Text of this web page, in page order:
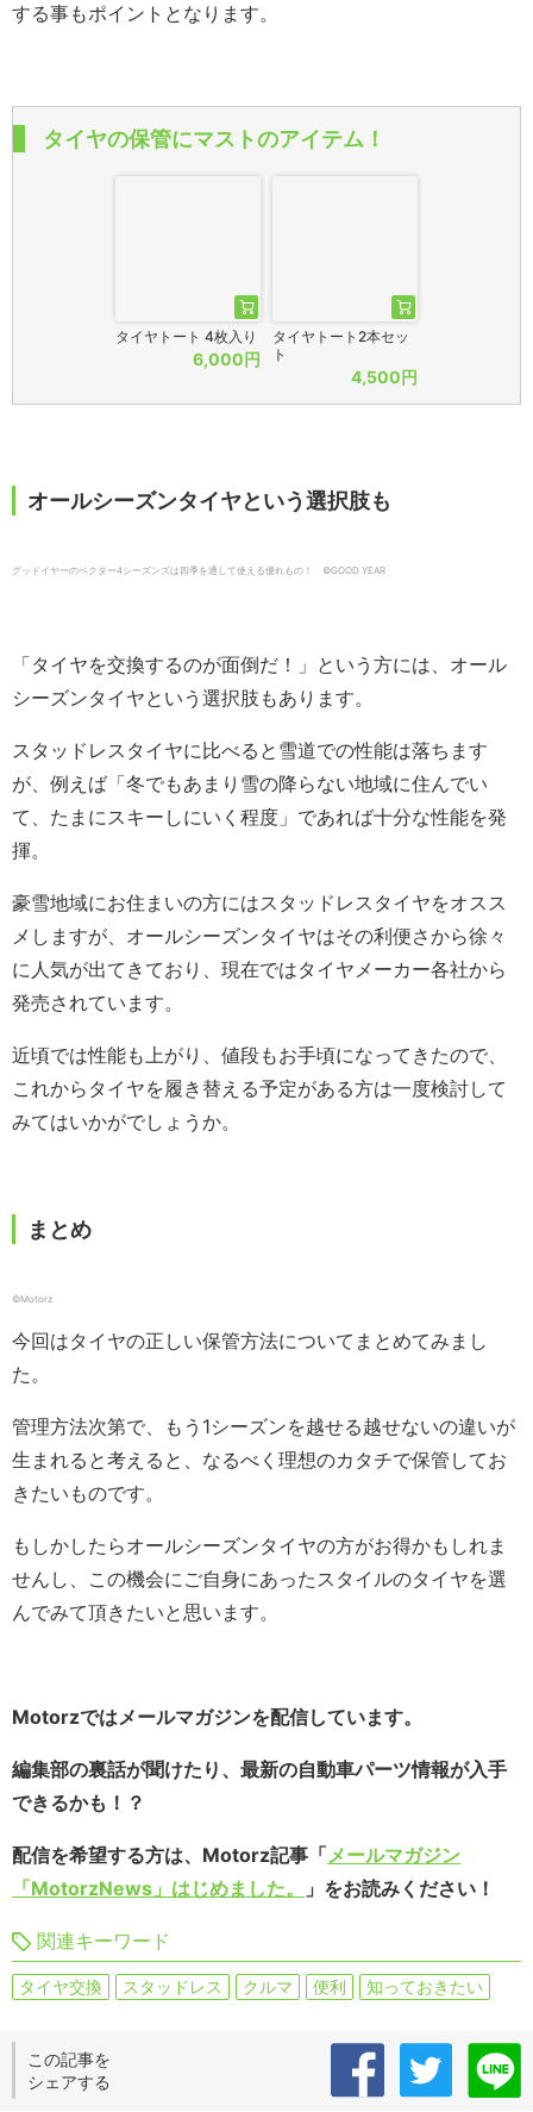
する事もポイントとなります。
タイヤの保管にマストのアイテム！
タイヤトート 4枚入り
6,000円
タイヤトート2本セッ
ト
4,500円
オールシーズンタイヤという選択肢も
グッドイヤーのベクター4シーズンズは四季を通して使える優れもの！ ©️GOOD YEAR
「タイヤを交換するのが面倒だ！」という方には、オール
シーズンタイヤという選択肢もあります。
スタッドレスタイヤに比べると雪道での性能は落ちます
が、例えば「冬でもあまり雪の降らない地域に住んでい
て、たまにスキーしにいく程度」であれば十分な性能を発
揮。
豪雪地域にお住まいの方にはスタッドレスタイヤをオスス
メしますが、オールシーズンタイヤはその利便さから徐々
に人気が出てきており、現在ではタイヤメーカー各社から
発売されています。
近頃では性能も上がり、値段もお手頃になってきたので、
これからタイヤを履き替える予定がある方は一度検討して
みてはいかがでしょうか。
まとめ
©️Motorz
今回はタイヤの正しい保管方法についてまとめてみまし
た。
管理方法次第で、もう1シーズンを越せる越せないの違いが
生まれると考えると、なるべく理想のカタチで保管してお
きたいものです。
もしかしたらオールシーズンタイヤの方がお得かもしれま
せんし、この機会にご自身にあったスタイルのタイヤを選
んでみて頂きたいと思います。
Motorzではメールマガジンを配信しています。
編集部の裏話が聞けたり、最新の自動車パーツ情報が入手
できるかも！？
配信を希望する方は、Motorz記事「メールマガジン
「MotorzNews」はじめました。
」をお読みください！
関連キーワード
タイヤ交換 スタッドレス クルマ 便利 知っておきたい
この記事を
シェアする